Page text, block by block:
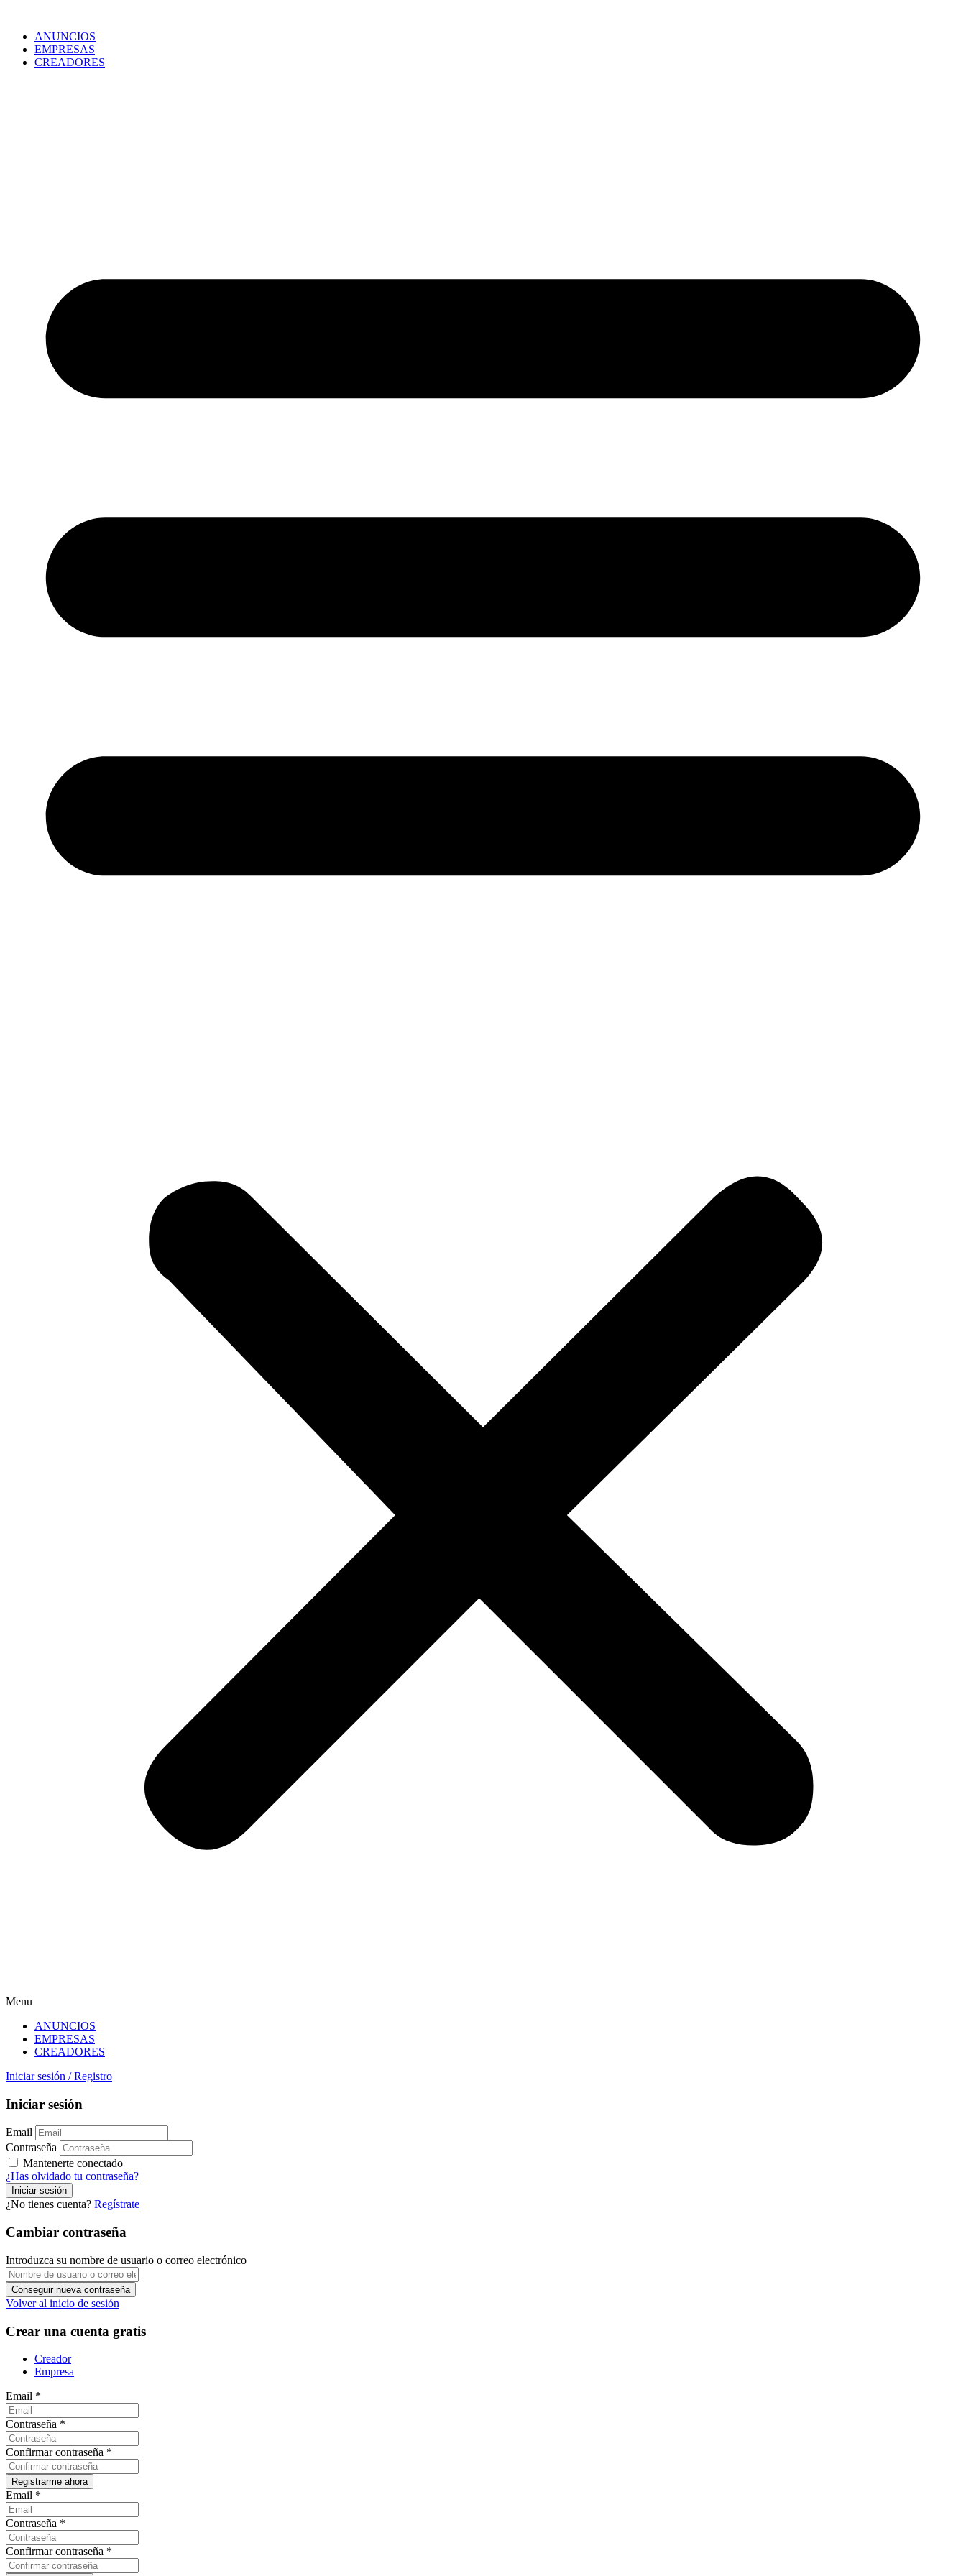
ANUNCIOS
EMPRESAS
CREADORES
Menu
ANUNCIOS
EMPRESAS
CREADORES
Iniciar sesión / Registro
Iniciar sesión
Email
Contraseña
Mantenerte conectado
¿Has olvidado tu contraseña?
¿No tienes cuenta? Regístrate
Cambiar contraseña
Introduzca su nombre de usuario o correo electrónico
Volver al inicio de sesión
Crear una cuenta gratis
Creador
Empresa
Email *
Contraseña *
Confirmar contraseña *
Email *
Contraseña *
Confirmar contraseña *